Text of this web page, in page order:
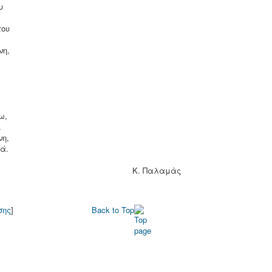
Κ. Παλαμὰς
Back to Top
]